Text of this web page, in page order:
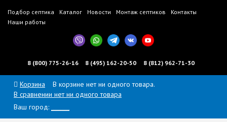
Подбор септика Каталог Новости Монтаж септиков
Контакты
Наши работы
8 (800) 775-26-16 8 (495) 162-20-50 8 (812) 962-71-30
Корзина
В корзине нет ни одного товара.
В сравнении нет ни одного товара
Ваш город: